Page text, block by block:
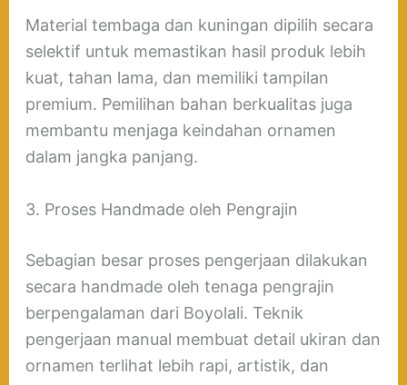
Material tembaga dan kuningan dipilih secara
selektif untuk memastikan hasil produk lebih
kuat, tahan lama, dan memiliki tampilan
premium. Pemilihan bahan berkualitas juga
membantu menjaga keindahan ornamen
dalam jangka panjang.
3. Proses Handmade oleh Pengrajin
Sebagian besar proses pengerjaan dilakukan
secara handmade oleh tenaga pengrajin
berpengalaman dari Boyolali. Teknik
pengerjaan manual membuat detail ukiran dan
ornamen terlihat lebih rapi, artistik, dan